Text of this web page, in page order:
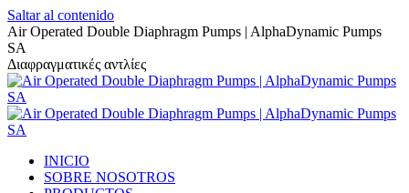
Saltar al contenido
Air Operated Double Diaphragm Pumps | AlphaDynamic Pumps
SA
Διαφραγματικές αντλίες
INICIO
SOBRE NOSOTROS